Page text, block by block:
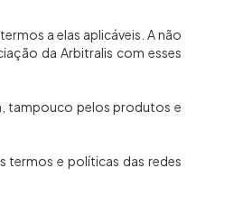
a elas aplicáveis. A não
da Arbitralis com esses
tampouco pelos produtos e
termos e políticas das redes